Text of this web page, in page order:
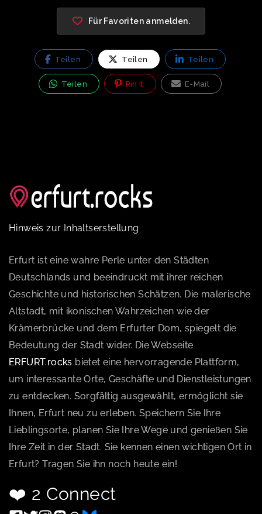
Für Favoriten anmelden.
Teilen Teilen Teilen
Teilen Pin It E-Mail
Hinweis zur Inhaltserstellung
Erfurt ist eine wahre Perle unter den Städten
Deutschlands und beeindruckt mit ihrer reichen
Geschichte und historischen Schätzen. Die malerische
Altstadt, mit ikonischen Wahrzeichen wie der
Krämerbrücke und dem Erfurter Dom, spiegelt die
Bedeutung der Stadt wider. Die Webseite
ERFURT.rocks bietet eine hervorragende Plattform,
um interessante Orte, Geschäfte und Dienstleistungen
zu entdecken. Sorgfältig ausgewählt, ermöglicht sie
Ihnen, Erfurt neu zu erleben. Speichern Sie Ihre
Lieblingsorte, planen Sie Ihre Wege und genießen Sie
Ihre Zeit in der Stadt. Sie kennen einen wichtigen Ort in
Erfurt? Tragen Sie ihn noch heute ein!
❤️ 2 Connect